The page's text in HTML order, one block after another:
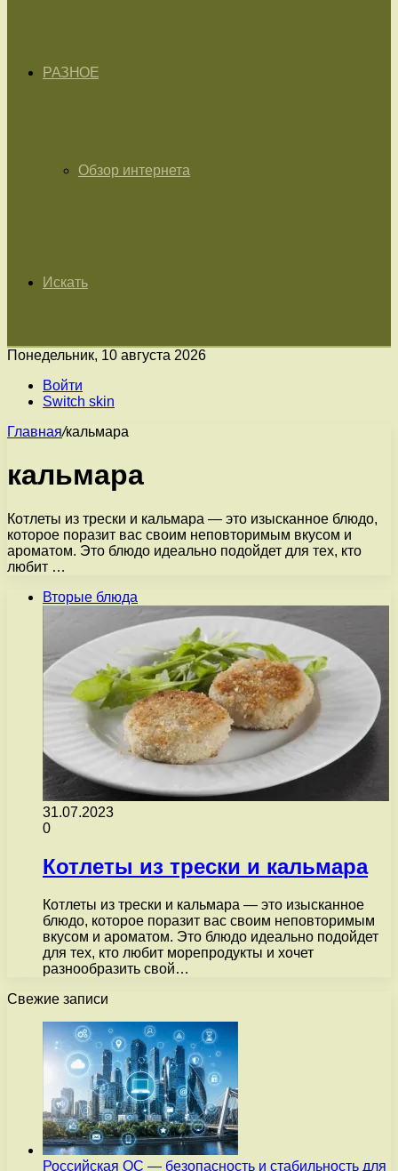
РАЗНОЕ
Обзор интернета
Искать
Понедельник, 10 августа 2026
Войти
Switch skin
Главная/кальмара
кальмара
Котлеты из трески и кальмара — это изысканное блюдо,
которое поразит вас своим неповторимым вкусом и
ароматом. Это блюдо идеально подойдет для тех, кто
любит …
Вторые блюда
31.07.2023
0
Котлеты из трески и кальмара
Котлеты из трески и кальмара — это изысканное
блюдо, которое поразит вас своим неповторимым
вкусом и ароматом. Это блюдо идеально подойдет
для тех, кто любит морепродукты и хочет
разнообразить свой…
Свежие записи
Российская ОС — безопасность и стабильность для